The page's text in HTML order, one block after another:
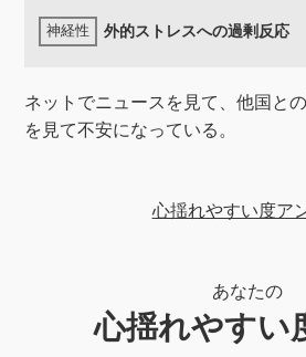
外的ストレスへの過剰反応
ネットでニュースを見て、他国と
を見て不安になっている。
心揺れやすい度ア
あなたの
心揺れやすい